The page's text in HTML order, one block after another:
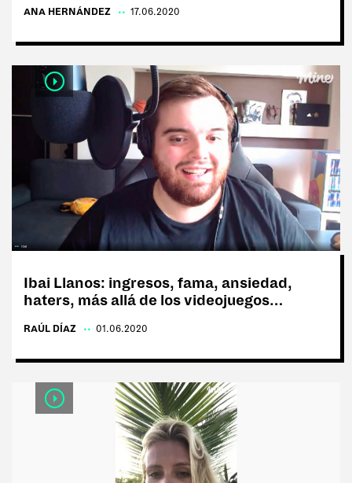
ANA HERNÁNDEZ 17.06.2020
Ibai Llanos: ingresos, fama, ansiedad,
haters, más allá de los videojuegos…
RAÚL DÍAZ 01.06.2020